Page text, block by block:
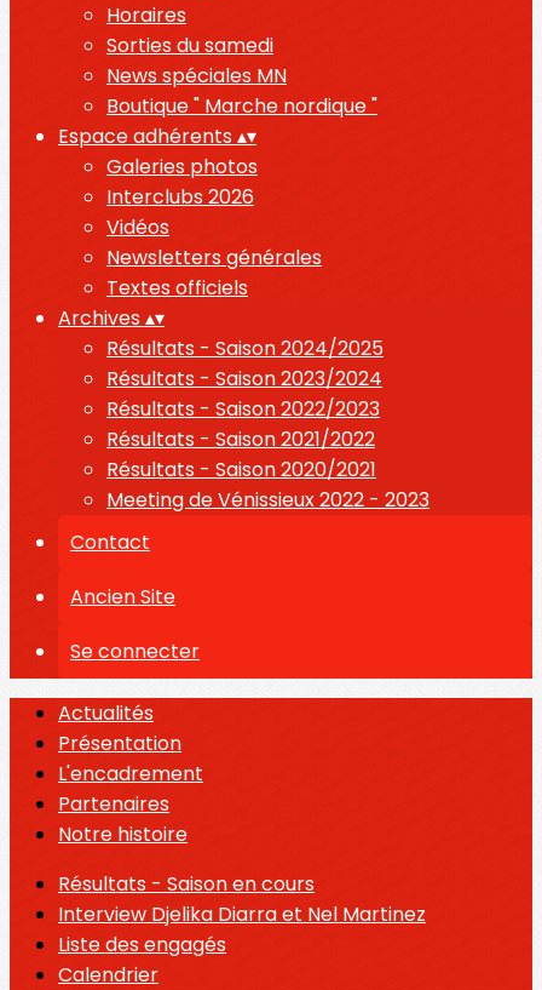
Horaires
Sorties du samedi
News spéciales MN
Boutique " Marche nordique "
Espace adhérents▴▾
Galeries photos
Interclubs 2026
Vidéos
Newsletters générales
Textes officiels
Archives▴▾
Résultats - Saison 2024/2025
Résultats - Saison 2023/2024
Résultats - Saison 2022/2023
Résultats - Saison 2021/2022
Résultats - Saison 2020/2021
Meeting de Vénissieux 2022 - 2023
Contact
Ancien Site
Se connecter
Actualités
Présentation
L'encadrement
Partenaires
Notre histoire
Résultats - Saison en cours
Interview Djelika Diarra et Nel Martinez
Liste des engagés
Calendrier